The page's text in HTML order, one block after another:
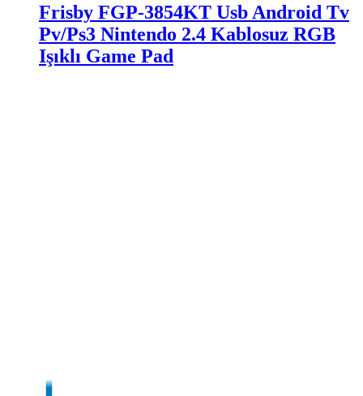
Frisby FGP-3854KT Usb Android Tv
Pv/Ps3 Nintendo 2.4 Kablosuz RGB
Işıklı Game Pad